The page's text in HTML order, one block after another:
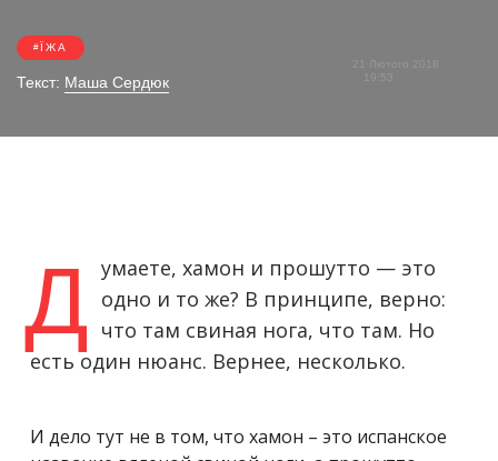
ЇЖА
Текст: Маша Сердюк
21 Лютого 2018
19:53
Д умаете, хамон и прошутто — это
одно и то же? В принципе, верно:
что там свиная нога, что там. Но
есть один нюанс. Вернее, несколько.
И дело тут не в том, что хамон – это испанское